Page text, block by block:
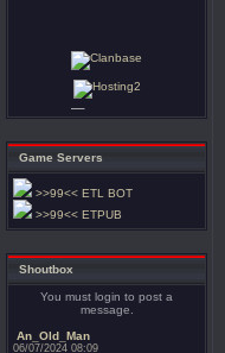
Game Servers
>>99<< ETL BOT
>>99<< ETPUB
Shoutbox
You must login to post a
message.
An_Old_Man
06/07/2024 08:09